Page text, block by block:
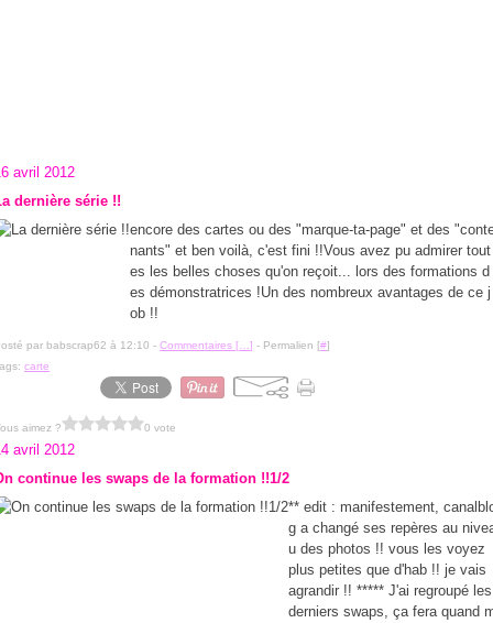
avril 2012
dernière série !!
encore des cartes ou des "marque-ta-page" et des
nants" et ben voilà, c'est fini !!Vous avez pu admirer tout
es les belles choses qu'on reçoit... lors des formations d
es démonstratrices !Un des nombreux avantages de ce j
ob !!
par babscrap62 à 12:10 -Commentaires [ …] - Permalien [#]
carte
aimez ? 0 vote
avril 2012
continue les swaps de la formation !!1/2
** edit : manifestement,
g a changé ses repères au
u des photos !! vous les voyez
plus petites que d'hab !! je vais
agrandir !! ***** J'ai regroupé les
derniers swaps, ça fera quand